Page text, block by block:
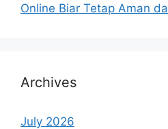
Online Biar Tetap Aman
Archives
July 2026